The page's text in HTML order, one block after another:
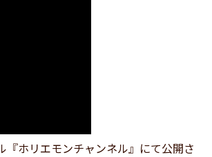
ホリエモンチャンネル』にて公開さ